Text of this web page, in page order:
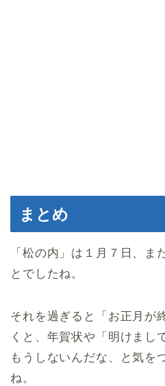
まとめ
「松の内」は１月７日、ま
とでしたね。
それを過ぎると「お正月が
くと、年賀状や「明けまし
もうしないんだな、と気を
ね。